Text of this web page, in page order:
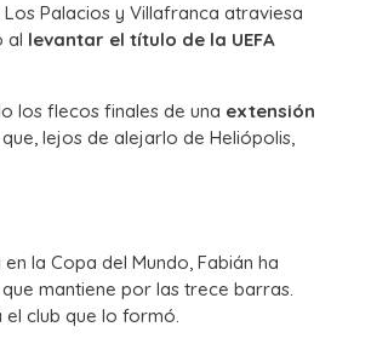
Palacios y Villafranca atraviesa
al levantar el título de la UEFA
los flecos finales de una extensión
lejos de alejarlo de Heliópolis,
la Copa del Mundo, Fabián ha
mantiene por las trece barras.
el club que lo formó.